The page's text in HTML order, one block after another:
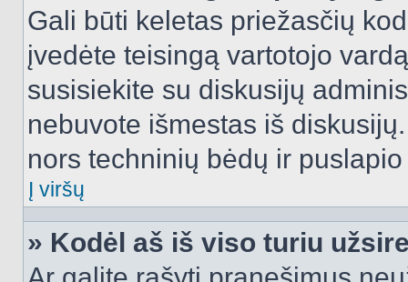
Gali būti keletas priežasčių
įvedėte teisingą vartotojo
susisiekite su diskusijų
nebuvote išmestas iš
nors techninių bėdų ir
Į viršų
» Kodėl aš iš viso turiu